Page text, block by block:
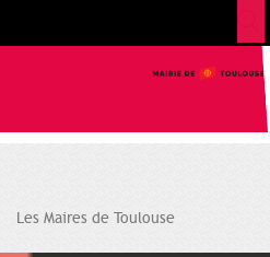
Les Maires de Toulouse
les cookies